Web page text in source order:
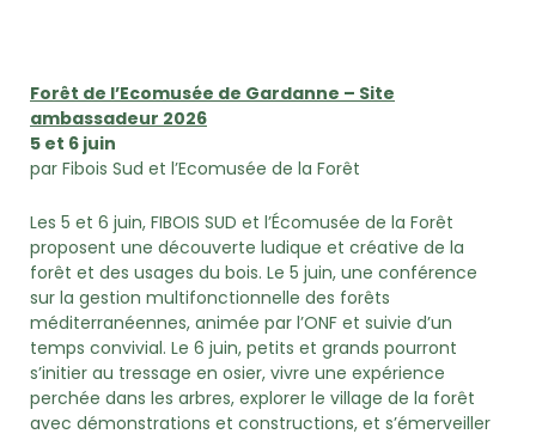
Forêt de l’Ecomusée de Gardanne – Site
ambassadeur 2026
5 et 6 juin
par Fibois Sud et l’Ecomusée de la Forêt
Les 5 et 6 juin, FIBOIS SUD et l’Écomusée de la Forêt
proposent une découverte ludique et créative de la
forêt et des usages du bois. Le 5 juin, une conférence
sur la gestion multifonctionnelle des forêts
méditerranéennes, animée par l’ONF et suivie d’un
temps convivial. Le 6 juin, petits et grands pourront
s’initier au tressage en osier, vivre une expérience
perchée dans les arbres, explorer le village de la forêt
avec démonstrations et constructions, et s’émerveiller